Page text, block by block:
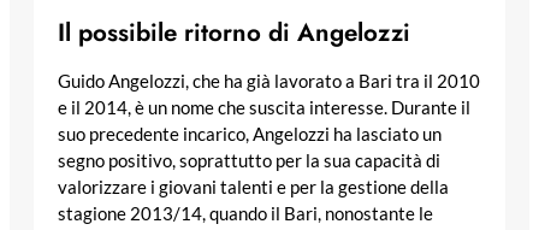
Il possibile ritorno di Angelozzi
Guido Angelozzi, che ha già lavorato a Bari tra il 2010
e il 2014, è un nome che suscita interesse. Durante il
suo precedente incarico, Angelozzi ha lasciato un
segno positivo, soprattutto per la sua capacità di
valorizzare i giovani talenti e per la gestione della
stagione 2013/14, quando il Bari, nonostante le